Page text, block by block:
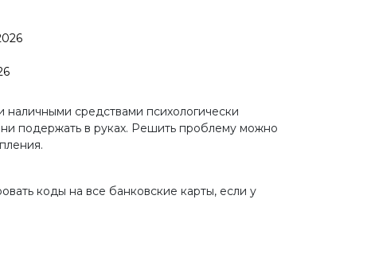
наличными средствами психологически
подержать в руках. Решить проблему можно
коды на все банковские карты, если у